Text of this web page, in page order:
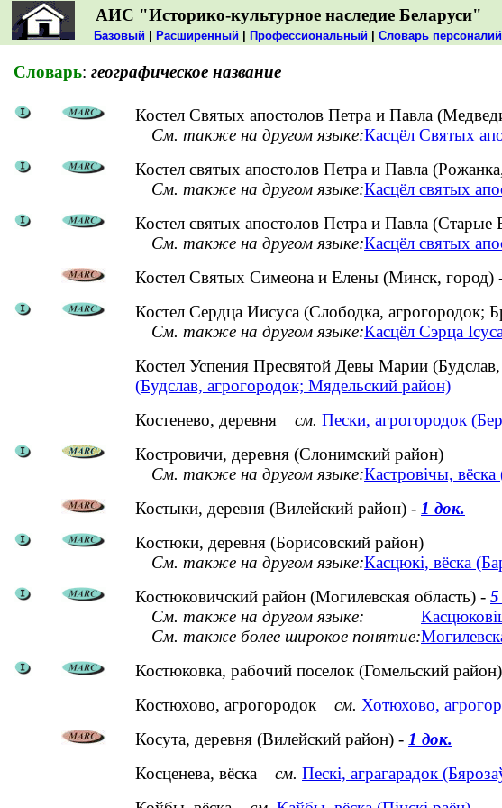
АИС "Историко-культурное наследие Беларуси"
Базовый Расширенный Профессиональный Словарь персоналий
Словарь: географическое название
Костел Святых апостолов Петра и Павла
См. также на другом языке:Касцёл Святых
Костел святых апостолов Петра и Павла
См. также на другом языке:Касцёл святых
Костел святых апостолов Петра и Павла
См. также на другом языке:Касцёл святых
Костел Святых Симеона и Елены (Минск, город)
Костел Сердца Иисуса (Слободка, агрогородок;
См. также на другом языке:Касцёл Сэрца
Костел Успения Пресвятой Девы Марии
(Будслав, агрогородок; Мядельский район)
Костенево, деревня см. Пески, агрогородок
Костровичи, деревня (Слонимский район)
См. также на другом языке:Кастровічы, вёска
Костыки, деревня (Вилейский район) - 1 док.
Костюки, деревня (Борисовский район)
См. также на другом языке:Касцюкі, вёска
Костюковичский район (Могилевская область) -
См. также на другом языке:
См. также более широкое понятие:
Костюковка, рабочий поселок (Гомельский район)
Костюхово, агрогородок см. Хотюхово,
Косута, деревня (Вилейский район) - 1 док.
Косценева, вёска см. Пескі, аграгарадок